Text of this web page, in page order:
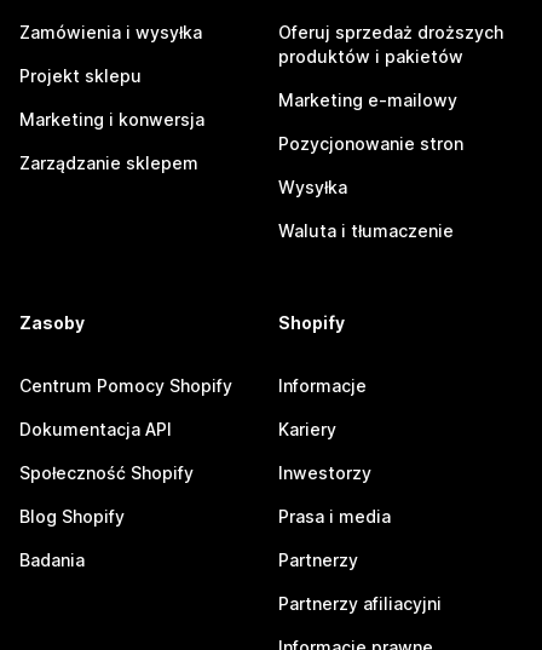
Zamówienia i wysyłka
Projekt sklepu
Marketing i konwersja
Zarządzanie sklepem
Oferuj sprzedaż droższych
produktów i pakietów
Marketing e-mailowy
Pozycjonowanie stron
Wysyłka
Waluta i tłumaczenie
Zasoby
Centrum Pomocy Shopify
Dokumentacja API
Społeczność Shopify
Blog Shopify
Badania
Shopify
Informacje
Kariery
Inwestorzy
Prasa i media
Partnerzy
Partnerzy afiliacyjni